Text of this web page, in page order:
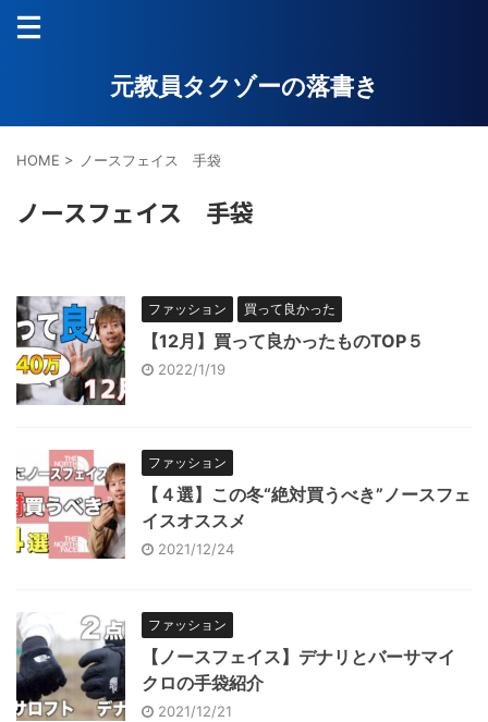
元教員タクゾーの落書き
HOME > ノースフェイス 手袋
ノースフェイス 手袋
ファッション 買って良かった
【12月】買って良かったものTOP５
2022/1/19
ファッション
【４選】この冬“絶対買うべき”ノースフェ
イスオススメ
2021/12/24
ファッション
【ノースフェイス】デナリとバーサマイ
クロの手袋紹介
2021/12/21